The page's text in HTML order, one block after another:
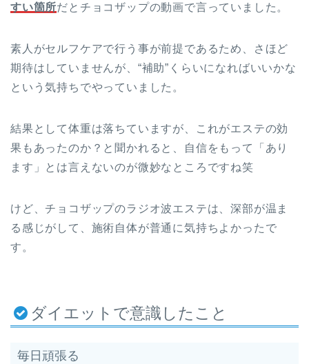
すい箇所だとチョコザップの動画で言っていました。
素人がセルフケアで行う事が前提であるため、さほど
期待はしていませんが、“補助”くらいになればいいかな
という気持ちでやっていました。
結果として体重は落ちていますが、これがエステの効
果もあったのか？と聞かれると、自信をもって「あり
ます」とは言えないのが微妙なところですね笑
けど、チョコザップのラジオ波エステは、深部が温ま
る感じがして、施術自体が普通に気持ちよかったで
す。
ダイエットで意識したこと
毎日頑張る